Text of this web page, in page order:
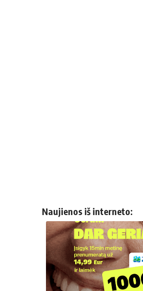
Naujienos iš interneto: